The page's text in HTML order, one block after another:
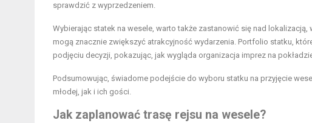
sprawdzić z wyprzedzeniem.
Wybierając statek na wesele, warto także zastanowić się nad
mogą znacznie zwiększyć atrakcyjność wydarzenia. Portfolio statku,
podjęciu decyzji, pokazując, jak wygląda organizacja imprez na
Podsumowując, świadome podejście do wyboru statku na przyjęcie
młodej, jak i ich gości.
Jak zaplanować trasę rejsu na wesele?